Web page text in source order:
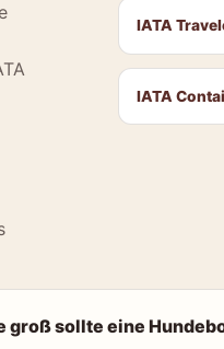
IATA
IATA
groß sollte eine